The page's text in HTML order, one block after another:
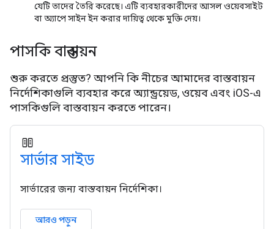
যেটি তাদের তৈরি করেছে। এটি ব্যবহারকারীদের আসল ওয়েবসাইট
বা অ্যাপে সাইন ইন করার দায়িত্ব থেকে মুক্তি দেয়।
পাসকি বাস্তবায়ন
শুরু করতে প্রস্তুত? আপনি কি নীচের আমাদের বাস্তবায়ন
নির্দেশিকাগুলি ব্যবহার করে অ্যান্ড্রয়েড, ওয়েব এবং iOS-এ
পাসকিগুলি বাস্তবায়ন করতে পারেন।
সার্ভার সাইড
সার্ভারের জন্য বাস্তবায়ন নির্দেশিকা।
আরও পড়ুন